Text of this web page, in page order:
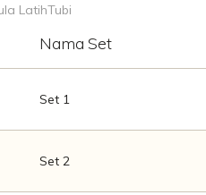
LatihTubi
Nama Set
Set 1
Set 2